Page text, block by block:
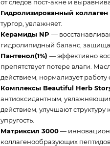
от следов пост-акне и
Гидролизированный коллаген
тургор, увлажняет.
Керамиды NP —
гидролипидный баланс,
Пантенол(1%) — эффективно
препятствует потере влаги.
действием, нормализует
Комплексы Beautiful Herb
антиоксидантным,
действием, улучшают структуру
упругость.
Матриксил 3000—
коллагенообразующих